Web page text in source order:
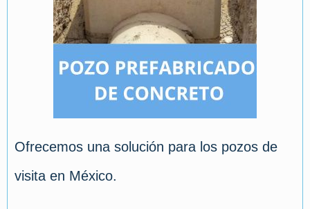
Ofrecemos una solución para los pozos de
visita en México.